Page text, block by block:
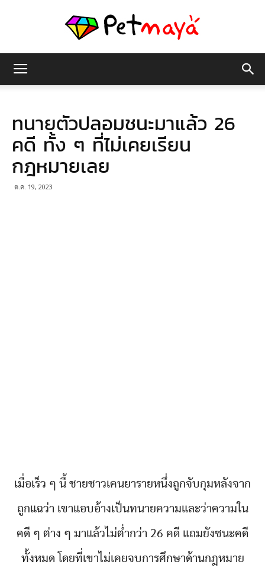
มายา
ทนายตัวปลอมชนะมาแล้ว 26
คดี ทั้ง ๆ ที่ไม่เคยเรียน
กฎหมายเลย
ต.ค. 19, 2023
เมื่อเร็ว ๆ นี้ ชายชาวเคนยารายหนึ่งถูกจับกุมหลังจาก
ถูกแฉว่า เขาแอบอ้างเป็นทนายความและว่าความใน
คดี ๆ ต่าง ๆ มาแล้วไม่ต่ำกว่า 26 คดี แถมยังชนะคดี
ทั้งหมด โดยที่เขาไม่เคยจบการศึกษาด้านกฎหมาย